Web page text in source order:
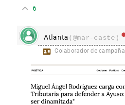
6
Atlanta (@mar-caste)
Colaborador de campaña